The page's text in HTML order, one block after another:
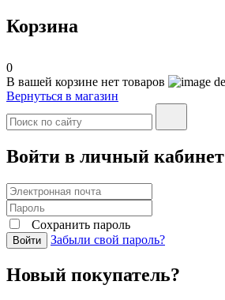
Корзина
0
В вашей корзине нет товаров
Вернуться в магазин
Войти в личный кабинет
Сохранить пароль
Войти Забыли свой пароль?
Новый покупатель?